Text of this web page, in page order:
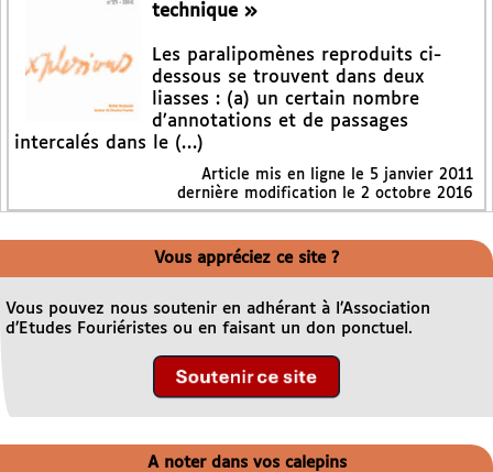
technique »
Les paralipomènes reproduits ci-
dessous se trouvent dans deux
liasses : (a) un certain nombre
d’annotations et de passages
intercalés dans le (…)
Article mis en ligne le 5 janvier 2011
dernière modification le 2 octobre 2016
Vous appréciez ce site ?
Vous pouvez nous soutenir en adhérant à l’Association
d’Etudes Fouriéristes ou en faisant un don ponctuel.
A noter dans vos calepins